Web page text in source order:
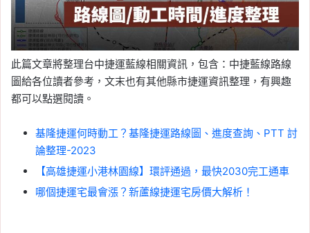
此篇文章將整理台中捷運藍線相關資訊，包含：中捷藍線路線
圖給各位讀者參考，文末也有其他縣市捷運資訊整理，有興趣
都可以點選閱讀。
基隆捷運何時動工？基隆捷運路線圖、進度查詢、PTT 討
論整理-2023
【高雄捷運小港林園線】環評通過，最快2030完工通車
哪個捷運宅最會漲？新蘆線捷運宅房價大解析！